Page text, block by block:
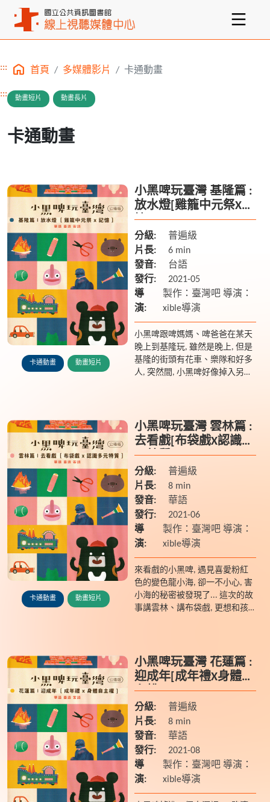
主要內容區塊
::: 首頁 多媒體影片 卡通動畫
::: 動畫短片 動畫長片
卡通動畫
卡通動畫 動畫短片
小黑啤玩臺灣 基隆篇 :
放水燈[雞籠中元祭X記
憶]
分級:
普遍級
片長:
6 min
發音:
台語
發行:
2021-05
導
演:
製作：臺灣吧 導演：
xible導演
小黑啤跟啤媽媽、啤爸爸在某天
晚上到基隆玩, 雖然是晚上, 但是
基隆的街頭有花車、樂隊和好多
人, 突然間, 小黑啤好像掉入另外
卡通動畫 動畫短片
小黑啤玩臺灣 雲林篇 :
去看戲[布袋戲X認識多
元特質]
分級:
普遍級
片長:
8 min
發音:
華語
發行:
2021-06
導
演:
製作：臺灣吧 導演：
xible導演
來看戲的小黑啤, 遇見喜愛粉紅
色的變色龍小海, 卻一不小心, 害
小海的秘密被發現了... 這次的故
事講雲林、講布袋戲, 更想和孩
小黑啤玩臺灣 花蓮篇 :
迎成年[成年禮X身體自
主權]
分級:
普遍級
片長:
8 min
發音:
華語
發行:
2021-08
導
演:
製作：臺灣吧 導演：
xible導演